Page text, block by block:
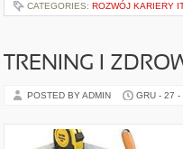
CATEGORIES: ROZWÓJ KARIERY
TRENING I
POSTED BY ADMIN GRU - 27 -